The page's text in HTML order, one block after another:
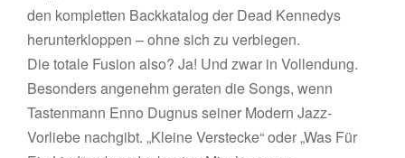
den kompletten Backkatalog der Dead Kennedys
herunterkloppen – ohne sich zu verbiegen.
Die totale Fusion also? Ja! Und zwar in Vollendung.
Besonders angenehm geraten die Songs, wenn
Tastenmann Enno Dugnus seiner Modern Jazz-
Vorliebe nachgibt. „Kleine Verstecke“ oder „Was Für